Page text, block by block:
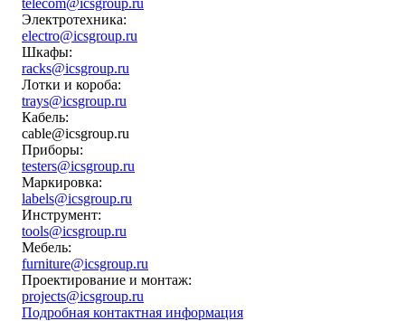
Электротехника:
electro@icsgroup.ru
Шкафы:
racks@icsgroup.ru
Лотки и короба:
trays@icsgroup.ru
Кабель:
cable@icsgroup.ru
Приборы:
testers@icsgroup.ru
Маркировка:
labels@icsgroup.ru
Инструмент:
tools@icsgroup.ru
Мебель:
furniture@icsgroup.ru
Проектирование и монтаж:
projects@icsgroup.ru
Подробная контактная информация